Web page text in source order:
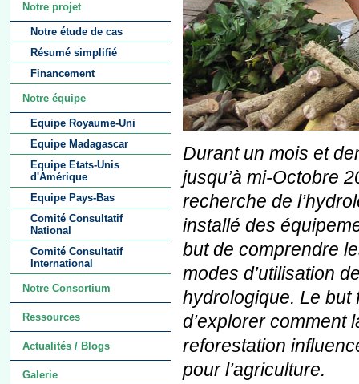
Notre projet
Notre étude de cas
Résumé simplifié
Financement
Notre équipe
Equipe Royaume-Uni
Equipe Madagascar
Equipe Etats-Unis
d'Amérique
Equipe Pays-Bas
Comité Consultatif
National
Comité Consultatif
International
Notre Consortium
Ressources
Actualités / Blogs
Galerie
Durant un mois et
jusqu’à mi-Octobre
recherche de
installé des
but de comprendre
modes d’utilisation
hydrologique. Le but
d’explorer comment
reforestation
pour l’agriculture.